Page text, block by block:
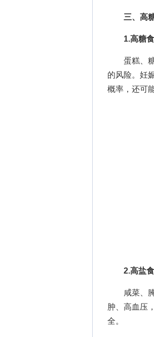
三、高
1.高糖
蛋糕、糖
的风险。妊
概率，还可
2.高盐
咸菜、腌
肿、高血压
全。